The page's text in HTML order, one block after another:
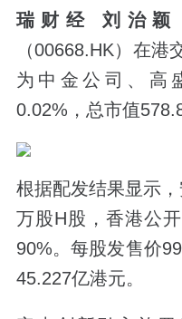
瑞财经 刘治颖
（00668.HK）在港
为中金公司、高
0.02%，总市值
根据配发结果显示
万股H股，香港公
90%。每股发售价
45.227亿港元。